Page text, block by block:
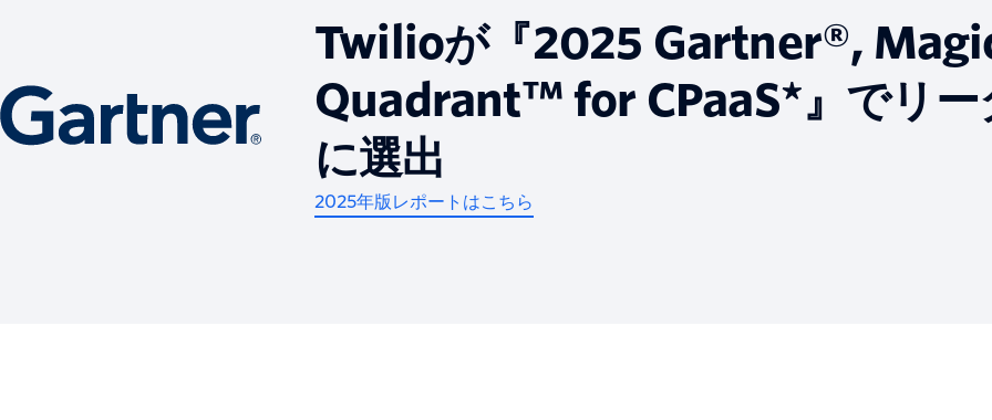
Twilioが『2025 Gartner®,
Quadrant™ for CPaaS*』でリー
に選出
2025年版レポートはこちら